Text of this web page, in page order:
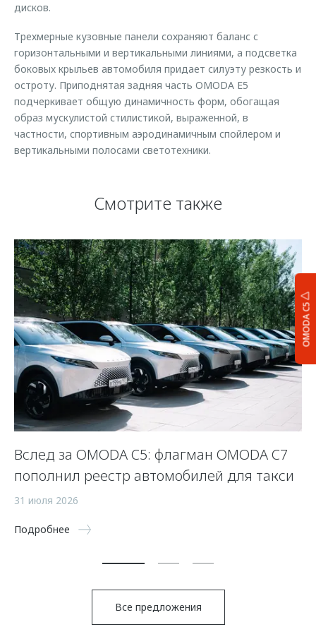
OMODA C5
дисков.
Трехмерные кузовные панели сохраняют баланс с
горизонтальными и вертикальными линиями, а подсветка
боковых крыльев автомобиля придает силуэту резкость и
остроту. Приподнятая задняя часть OMODA E5
подчеркивает общую динамичность форм, обогащая
образ мускулистой стилистикой, выраженной, в
частности, спортивным аэродинамичным спойлером и
вертикальными полосами светотехники.
Смотрите также
Вслед за OMODA C5: флагман OMODA C7
пополнил реестр автомобилей для такси
31 июля 2026
Подробнее
Все предложения